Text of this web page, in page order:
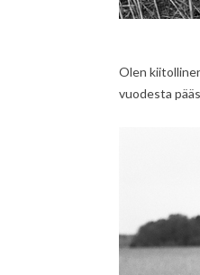
Olen
vuodesta